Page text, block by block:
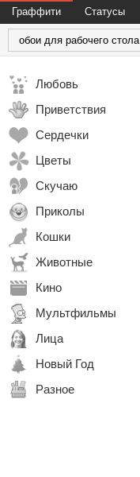
Граффити Статусы
обои для рабочего стола
Любовь
Приветствия
Сердечки
Цветы
Скучаю
Приколы
Кошки
Животные
Кино
Мультфильмы
Лица
Новый Год
Разное